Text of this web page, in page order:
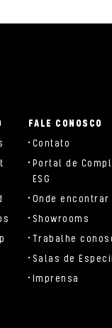
FALE CONOSCO
Contato
Portal de
ESG
Onde encontrar
Showrooms
Trabalhe
Salas de
Imprensa